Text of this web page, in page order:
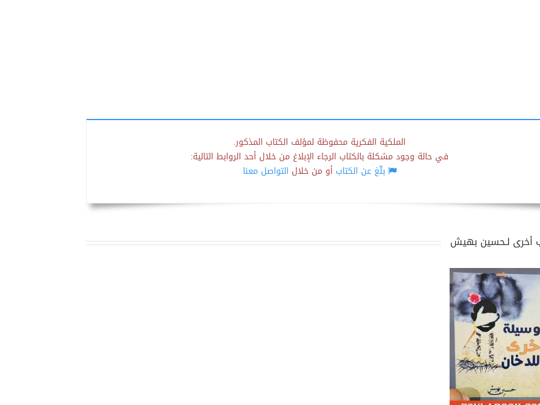
الملكية الفكرية محفوظة لمؤلف الكتاب المذكور.
في حالة وجود مشكلة بالكتاب الرجاء الإبلاغ من خلال أحد الروابط التالية:
بلّغ عن الكتابأو من خلال التواصل معنا
أخرى لـحسين بهيش